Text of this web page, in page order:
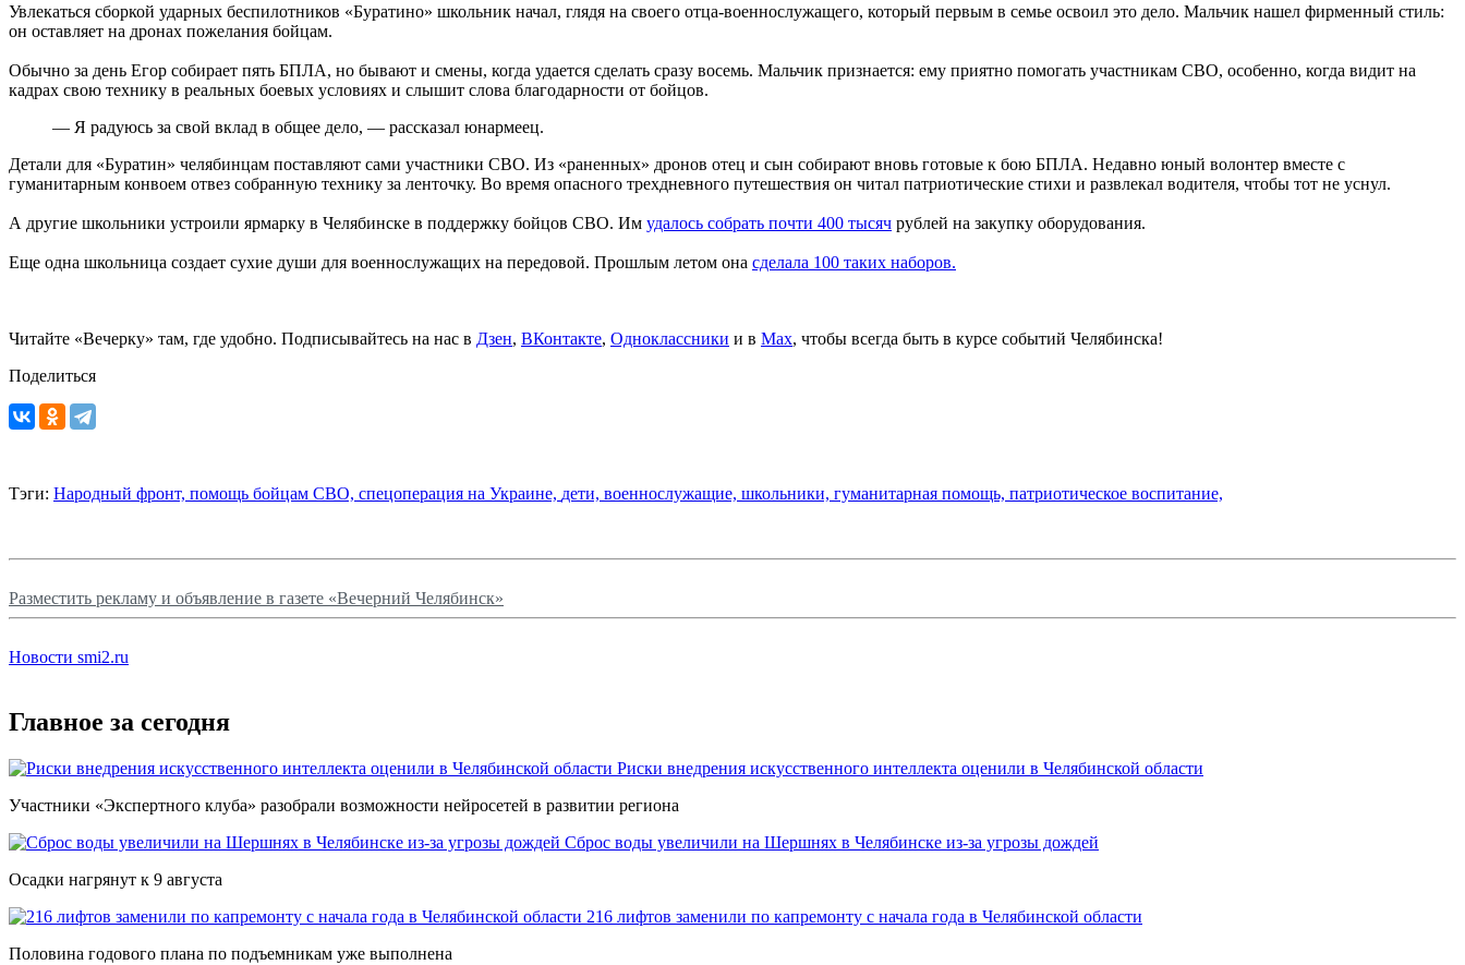
Увлекаться сборкой ударных беспилотников «Буратино» школьник начал, глядя на своего отца-военнослужащего, который первым в семье освоил это дело. Мальчик нашел фирменный стиль:
он оставляет на дронах пожелания бойцам.
Обычно за день Егор собирает пять БПЛА, но бывают и смены, когда удается сделать сразу восемь. Мальчик признается: ему приятно помогать участникам СВО, особенно, когда видит на
кадрах свою технику в реальных боевых условиях и слышит слова благодарности от бойцов.
— Я радуюсь за свой вклад в общее дело, — рассказал юнармеец.
Детали для «Буратин» челябинцам поставляют сами участники СВО. Из «раненных» дронов отец и сын собирают вновь готовые к бою БПЛА. Недавно юный волонтер вместе с
гуманитарным конвоем отвез собранную технику за ленточку. Во время опасного трехдневного путешествия он читал патриотические стихи и развлекал водителя, чтобы тот не уснул.
А другие школьники устроили ярмарку в Челябинске в поддержку бойцов СВО. Им удалось собрать почти 400 тысяч рублей на закупку оборудования.
Еще одна школьница создает сухие души для военнослужащих на передовой. Прошлым летом она сделала 100 таких наборов.
Читайте «Вечерку» там, где удобно. Подписывайтесь на нас в Дзен, ВКонтакте, Одноклассники и в Max, чтобы всегда быть в курсе событий Челябинска!
Поделиться
Тэги: Народный фронт, помощь бойцам СВО, спецоперация на Украине, дети, военнослужащие, школьники, гуманитарная помощь, патриотическое воспитание,
Разместить рекламу и объявление в газете «Вечерний Челябинск»
Новости smi2.ru
Главное за сегодня
Риски внедрения искусственного интеллекта оценили в Челябинской области
Участники «Экспертного клуба» разобрали возможности нейросетей в развитии региона
Сброс воды увеличили на Шершнях в Челябинске из-за угрозы дождей
Осадки нагрянут к 9 августа
216 лифтов заменили по капремонту с начала года в Челябинской области
Половина годового плана по подъемникам уже выполнена